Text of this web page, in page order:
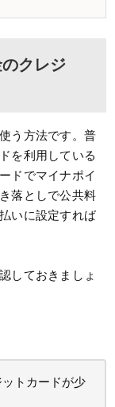
クレジ
う方法です。普
を利用している
ドでマイナポイ
落としで公共料
いに設定すれば
しておきましょ
トカードが少